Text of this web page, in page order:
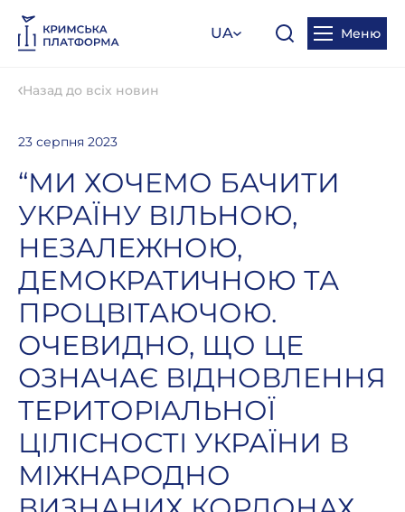
UA Меню
Назад до всіх новин
23 серпня 2023
“МИ ХОЧЕМО БАЧИТИ
УКРАЇНУ ВІЛЬНОЮ,
НЕЗАЛЕЖНОЮ,
ДЕМОКРАТИЧНОЮ ТА
ПРОЦВІТАЮЧОЮ.
ОЧЕВИДНО, ЩО ЦЕ
ОЗНАЧАЄ ВІДНОВЛЕННЯ
ТЕРИТОРІАЛЬНОЇ
ЦІЛІСНОСТІ УКРАЇНИ В
МІЖНАРОДНО